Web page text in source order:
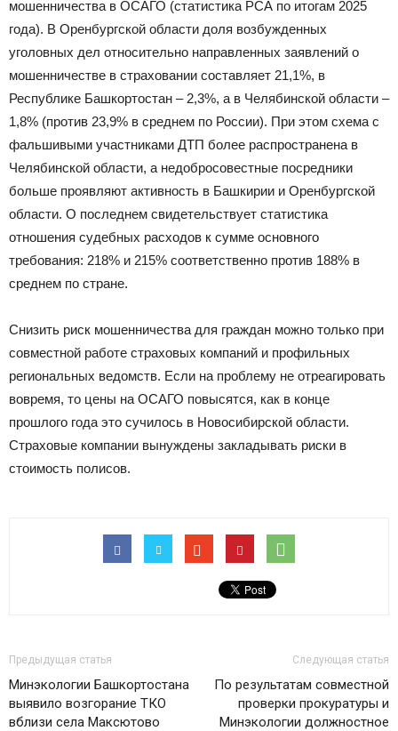
мошенничества в ОСАГО (статистика РСА по итогам 2025
года). В Оренбургской области доля возбужденных
уголовных дел относительно направленных заявлений о
мошенничестве в страховании составляет 21,1%, в
Республике Башкортостан – 2,3%, а в Челябинской области –
1,8% (против 23,9% в среднем по России). При этом схема с
фальшивыми участниками ДТП более распространена в
Челябинской области, а недобросовестные посредники
больше проявляют активность в Башкирии и Оренбургской
области. О последнем свидетельствует статистика
отношения судебных расходов к сумме основного
требования: 218% и 215% соответственно против 188% в
среднем по стране.
Снизить риск мошенничества для граждан можно только при
совместной работе страховых компаний и профильных
региональных ведомств. Если на проблему не отреагировать
вовремя, то цены на ОСАГО повысятся, как в конце
прошлого года это сучилось в Новосибирской области.
Страховые компании вынуждены закладывать риски в
стоимость полисов.
Предыдущая статья
Минэкологии Башкортостана
выявило возгорание ТКО
вблизи села Максютово
Следующая статья
По результатам совместной
проверки прокуратуры и
Минэкологии должностное